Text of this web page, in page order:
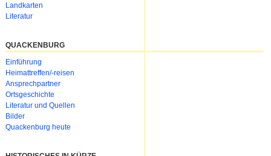
Landkarten
Literatur
QUACKENBURG
Navigation
überspringen
Einführung
Heimattreffen/-reisen
Ansprechpartner
Ortsgeschichte
Literatur und Quellen
Bilder
Quackenburg heute